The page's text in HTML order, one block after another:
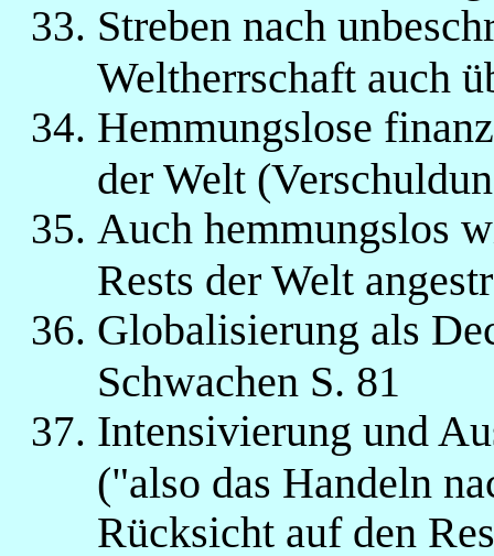
Streben nach
Weltherrschaft auch
Hemmungslose
der Welt
Auch hemmungslos
Rests der Welt
Globalisierung als
Schwachen S. 81
Intensivierung und
("also das Handeln
Rücksicht auf den